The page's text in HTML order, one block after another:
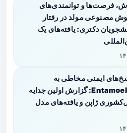
فرصت‌ها و توانمندی‌های
مصنوعی مولد در رفتار
دکتری: یافته‌های یک
ایمنی مخاطی به
Entamoeba dispar: گزارش اولین جدایه
ژاپن و یافته‌های مدل